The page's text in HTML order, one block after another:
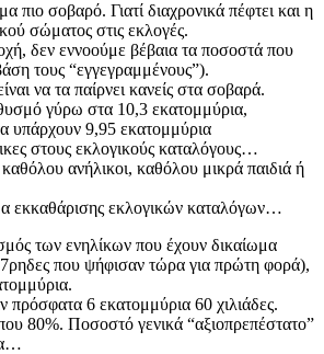
πιο σοβαρό. Γιατί διαχρονικά πέφτει και η
σώματος στις εκλογές.
δεν εννοούμε βέβαια τα ποσοστά που
τους “εγγεγραμμένους”).
να τα παίρνει κανείς στα σοβαρά.
γύρω στα 10,3 εκατομμύρια,
υπάρχουν 9,95 εκατομμύρια
στους εκλογικούς καταλόγους…
ανήλικοι, καθόλου μικρά παιδιά ή
εκκαθάρισης εκλογικών καταλόγων…
των ενηλίκων που έχουν δικαίωμα
που ψήφισαν τώρα για πρώτη φορά),
πρόσφατα 6 εκατομμύρια 60 χιλιάδες.
80%. Ποσοστό γενικά “αξιοπρεπέστατο”